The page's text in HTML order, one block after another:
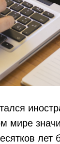
мире
лет